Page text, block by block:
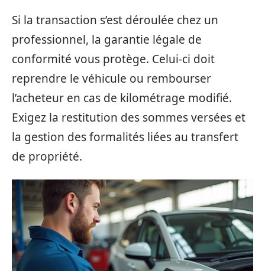
Si la transaction s’est déroulée chez un
professionnel, la garantie légale de
conformité vous protège. Celui-ci doit
reprendre le véhicule ou rembourser
l’acheteur en cas de kilométrage modifié.
Exigez la restitution des sommes versées et
la gestion des formalités liées au transfert
de propriété.